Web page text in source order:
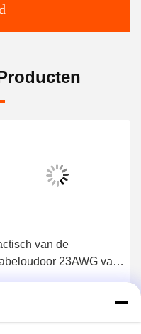
van de
23AWG van